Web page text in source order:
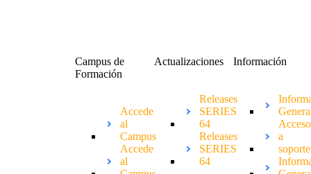
Campus de
Formación
Accede
al
Campus
Accede
al
Actualizaciones
Releases
SERIES
64
Releases
SERIES
64
Información
Acceso
a
soporte